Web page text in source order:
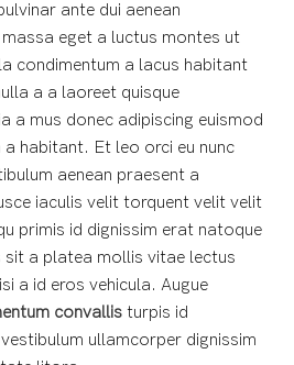
ante dui aenean
eget a luctus montes ut
condimentum a lacus habitant
a a laoreet quisque
a mus donec adipiscing euismod
a habitant. Et leo orci eu nunc
aenean praesent a
iaculis velit torquent velit velit
primis id dignissim erat natoque
a platea mollis vitae lectus
a id eros vehicula. Augue
convallis turpis id
ullamcorper dignissim